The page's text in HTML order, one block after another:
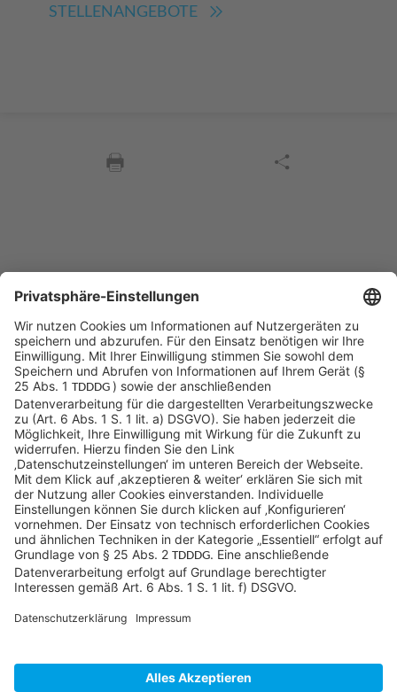
STELLENANGEBOTE
Sycor Kontakt
info@sycor.de
+49 551 490 0
©SYCOR GmbH
Impressum
Datenschutz
Cookies & Tracking